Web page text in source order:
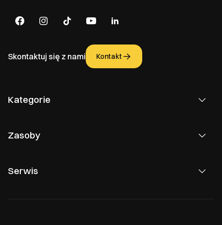
Skontaktuj się z nami Kontakt
Kategorie
Zasoby
Serwis